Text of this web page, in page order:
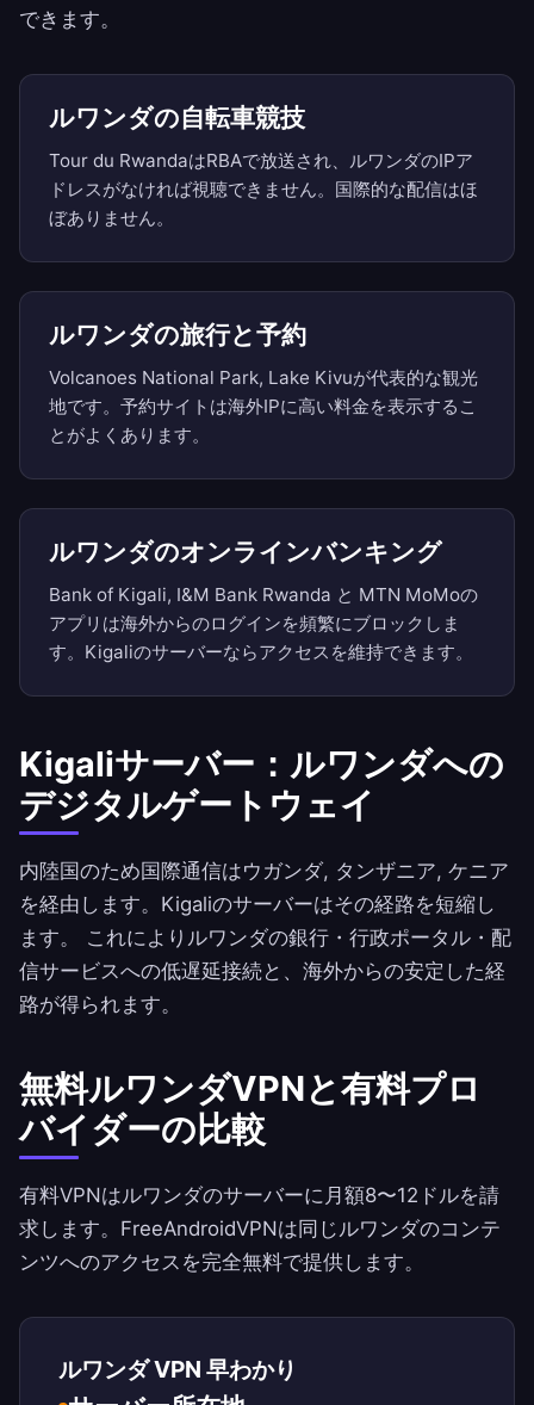
できます。
ルワンダの自転車競技
Tour du RwandaはRBAで放送され、ルワンダのIPア
ドレスがなければ視聴できません。国際的な配信はほ
ぼありません。
ルワンダの旅行と予約
Volcanoes National Park, Lake Kivuが代表的な観光
地です。予約サイトは海外IPに高い料金を表示するこ
とがよくあります。
ルワンダのオンラインバンキング
Bank of Kigali, I&M Bank Rwanda と MTN MoMoの
アプリは海外からのログインを頻繁にブロックしま
す。Kigaliのサーバーならアクセスを維持できます。
Kigaliサーバー：ルワンダへの
デジタルゲートウェイ
内陸国のため国際通信はウガンダ, タンザニア, ケニア
を経由します。Kigaliのサーバーはその経路を短縮し
ます。 これによりルワンダの銀行・行政ポータル・配
信サービスへの低遅延接続と、海外からの安定した経
路が得られます。
無料ルワンダVPNと有料プロ
バイダーの比較
有料VPNはルワンダのサーバーに月額8〜12ドルを請
求します。 FreeAndroidVPNは同じルワンダのコンテ
ンツへのアクセスを完全無料で提供します。
ルワンダ VPN 早わかり